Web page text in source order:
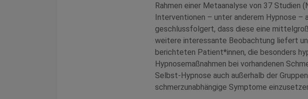
Rahmen einer Metaanalyse von 37 Studien
Interventionen – unter anderem Hypnose –
geschlussfolgert, dass diese eine
weitere interessante Beobachtung liefert
berichteten Patient*innen, die besonders
Hypnosemaßnahmen bei vorhandenen
Selbst-Hypnose auch außerhalb der
schmerzunabhängige Symptome